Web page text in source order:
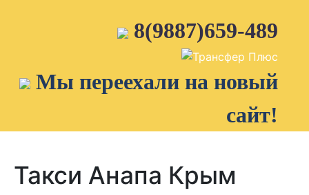
8(9887)659-489
Мы переехали на новый
сайт!
Такси Анапа Крым